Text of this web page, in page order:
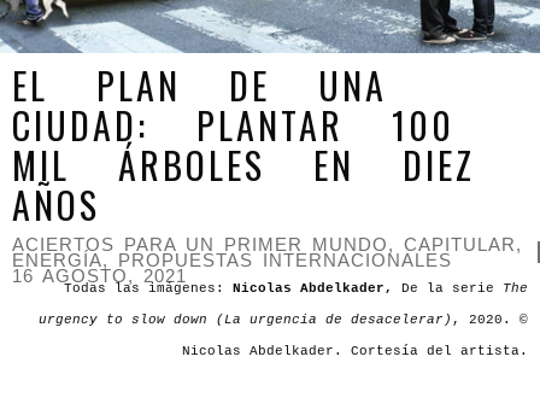
EL PLAN DE UNA
CIUDAD: PLANTAR 100
MIL ÁRBOLES EN DIEZ
AÑOS
ACIERTOS PARA UN PRIMER MUNDO, CAPITULAR,
ENERGÍA, PROPUESTAS INTERNACIONALES
16 AGOSTO, 2021
Todas las imágenes: Nicolas Abdelkader, De la serie The
urgency to slow down (La urgencia de desacelerar) , 2020. ©
Nicolas Abdelkader. Cortesía del artista.